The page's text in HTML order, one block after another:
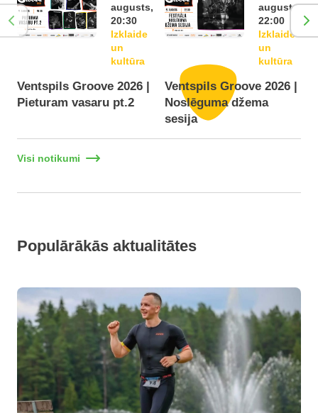
augusts,
20:30
Izklaide
un
kultūra
Ventspils Groove 2026 |
Pieturam vasaru pt.2
augusts,
22:00
Izklaide
un
kultūra
Ventspils Groove 2026 |
Noslēguma džema
sesija
Visi notikumi
Populārākās aktualitātes